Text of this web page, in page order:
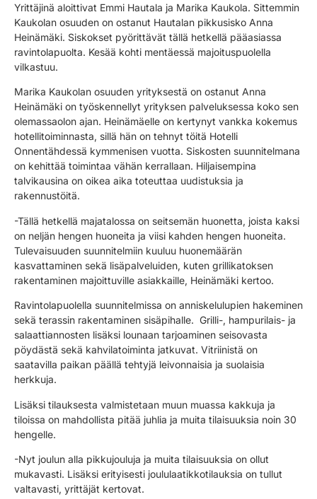
Yrittäjinä aloittivat Emmi Hautala ja Marika Kaukola. Sittemmin
Kaukolan osuuden on ostanut Hautalan pikkusisko Anna
Heinämäki. Siskokset pyörittävät tällä hetkellä pääasiassa
ravintolapuolta. Kesää kohti mentäessä majoituspuolella
vilkastuu.
Marika Kaukolan osuuden yrityksestä on ostanut Anna
Heinämäki on työskennellyt yrityksen palveluksessa koko sen
olemassaolon ajan. Heinämäelle on kertynyt vankka kokemus
hotellitoiminnasta, sillä hän on tehnyt töitä Hotelli
Onnentähdessä kymmenisen vuotta. Siskosten suunnitelmana
on kehittää toimintaa vähän kerrallaan. Hiljaisempina
talvikausina on oikea aika toteuttaa uudistuksia ja
rakennustöitä.
-Tällä hetkellä majatalossa on seitsemän huonetta, joista kaksi
on neljän hengen huoneita ja viisi kahden hengen huoneita.
Tulevaisuuden suunnitelmiin kuuluu huonemäärän
kasvattaminen sekä lisäpalveluiden, kuten grillikatoksen
rakentaminen majoittuville asiakkaille, Heinämäki kertoo.
Ravintolapuolella suunnitelmissa on anniskelulupien hakeminen
sekä terassin rakentaminen sisäpihalle. Grilli-, hampurilais- ja
salaattiannosten lisäksi lounaan tarjoaminen seisovasta
pöydästä sekä kahvilatoiminta jatkuvat. Vitriinistä on
saatavilla paikan päällä tehtyjä leivonnaisia ja suolaisia
herkkuja.
Lisäksi tilauksesta valmistetaan muun muassa kakkuja ja
tiloissa on mahdollista pitää juhlia ja muita tilaisuuksia noin 30
hengelle.
-Nyt joulun alla pikkujouluja ja muita tilaisuuksia on ollut
mukavasti. Lisäksi erityisesti joululaatikkotilauksia on tullut
valtavasti, yrittäjät kertovat.